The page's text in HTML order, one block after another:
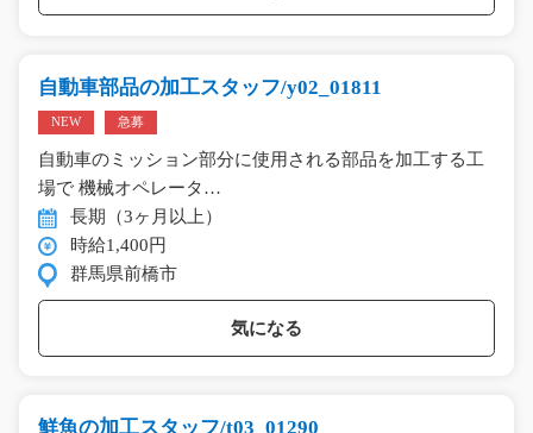
自動車部品の加工スタッフ/y02_01811
NEW 急募
自動車のミッション部分に使用される部品を加工する工
場で 機械オペレータ…
長期（3ヶ月以上）
時給1,400円
群馬県前橋市
気になる
鮮魚の加工スタッフ/t03_01290